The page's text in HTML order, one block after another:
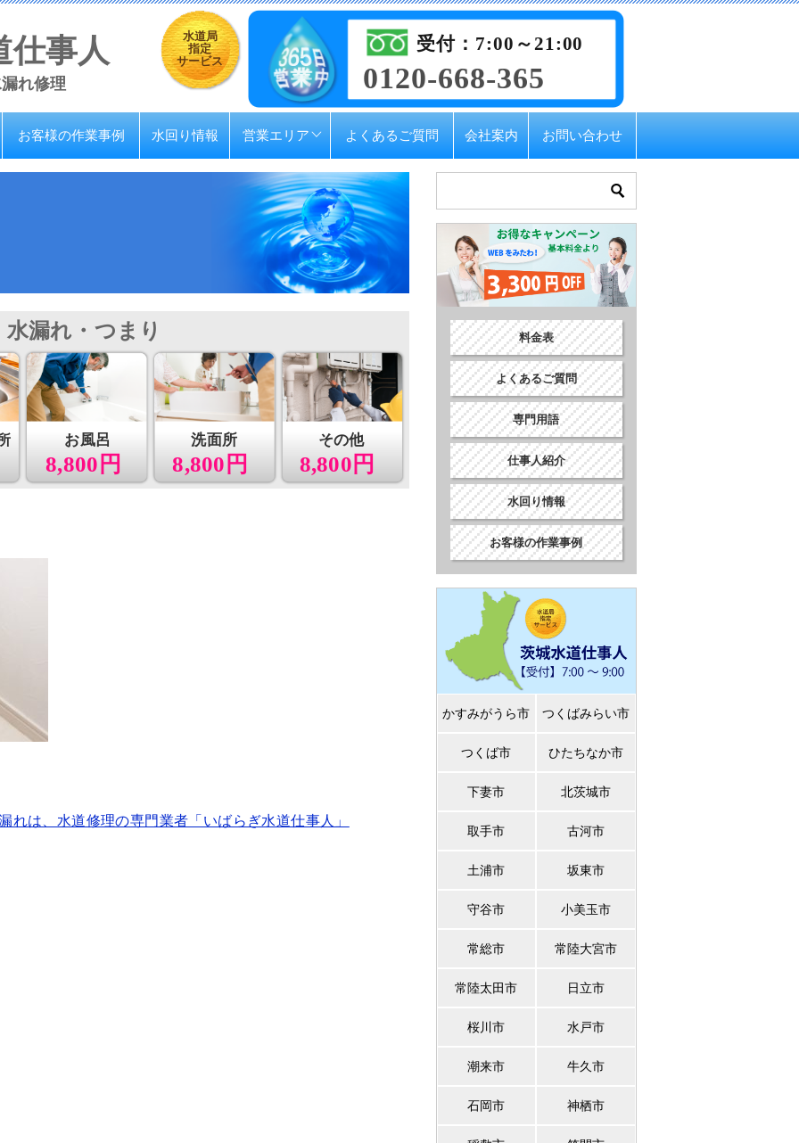
仕事人
れ修理
水道局
指定
サービス 0120-668-365
受付：7:00～21:00
お客様の作業事例 水回り情報 営業エリア よくあるご質問 会社案内 お問い合わせ
お風呂
8,800円
洗面所
8,800円
その他
8,800円
水漏れ・つまり
れは、水道修理の専門業者「いばらぎ水道仕事人」
料金表
よくあるご質問
専門用語
仕事人紹介
水回り情報
お客様の作業事例
かすみがうら市 つくばみらい市
つくば市 ひたちなか市
下妻市 北茨城市
取手市 古河市
土浦市 坂東市
守谷市 小美玉市
常総市 常陸大宮市
常陸太田市 日立市
桜川市 水戸市
潮来市 牛久市
石岡市 神栖市